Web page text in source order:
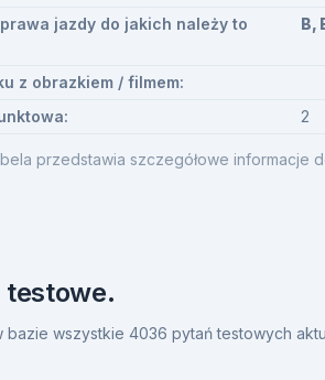
przedstawia szczegółowe informacje
jazdy do jakich należy to
B,
z obrazkiem / filmem:
2
testowe.
bazie wszystkie 4036 pytań testowych